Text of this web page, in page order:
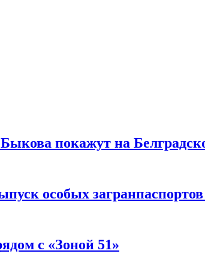
покажут на
особых
с «Зоной 51»